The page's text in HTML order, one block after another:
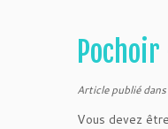
Article publié dans
Vous devez